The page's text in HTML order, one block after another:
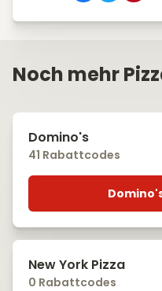
Noch mehr
Domino's
41 Rabattcodes
New York Pizza
0 Rabattcodes